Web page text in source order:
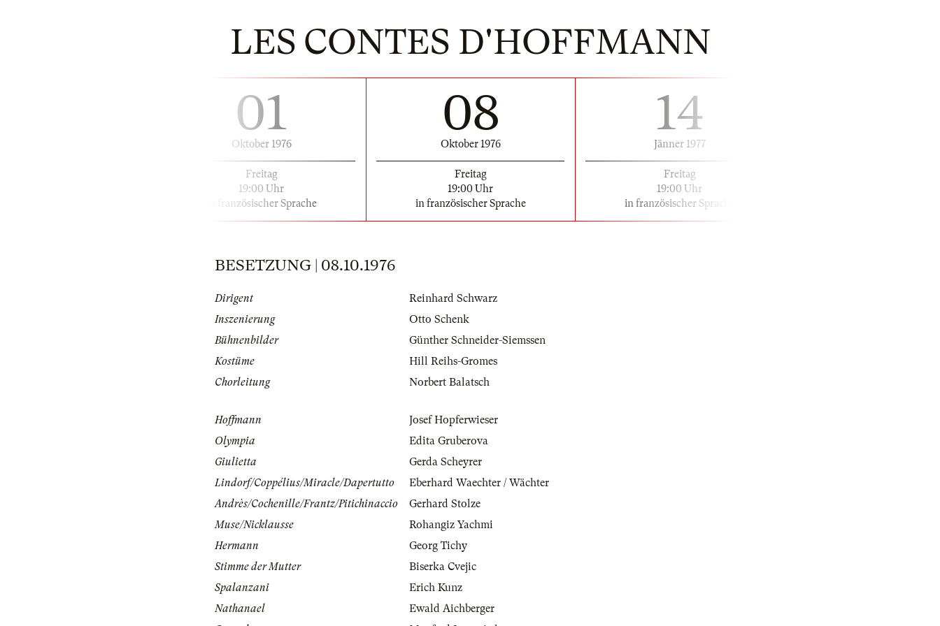
LES CONTES D'HOFFMANN
01
Oktober 1976
Freitag
19:00 Uhr
in französischer Sprache
08
Oktober 1976
Freitag
19:00 Uhr
in französischer Sprache
14
Jänner 1977
Freitag
19:00 Uhr
in französischer Sprache
BESETZUNG | 08.10.1976
Dirigent
Reinhard Schwarz
Inszenierung
Otto Schenk
Bühnenbilder
Günther Schneider-Siemssen
Kostüme
Hill Reihs-Gromes
Chorleitung
Norbert Balatsch
Hoffmann
Josef Hopferwieser
Olympia
Edita Gruberova
Giulietta
Gerda Scheyrer
Lindorf/Coppélius/Miracle/Dapertutto
Eberhard Waechter / Wächter
Andrès/Cochenille/Frantz/Pitichinaccio
Gerhard Stolze
Muse/Nicklausse
Rohangiz Yachmi
Hermann
Georg Tichy
Stimme der Mutter
Biserka Cvejic
Spalanzani
Erich Kunz
Nathanael
Ewald Aichberger